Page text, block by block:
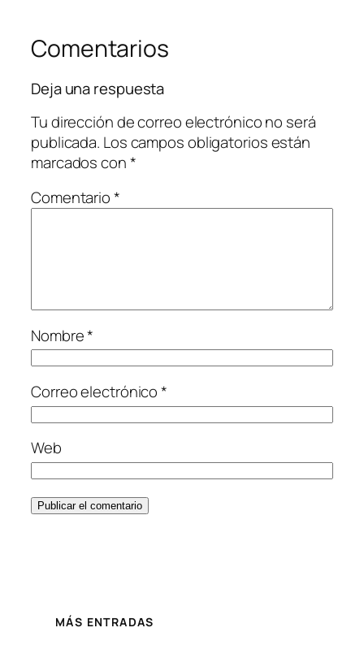
Comentarios
Deja una respuesta
Tu dirección de correo electrónico no será
publicada. Los campos obligatorios están
marcados con*
Comentario*
Nombre*
Correo electrónico*
Web
MÁS ENTRADAS